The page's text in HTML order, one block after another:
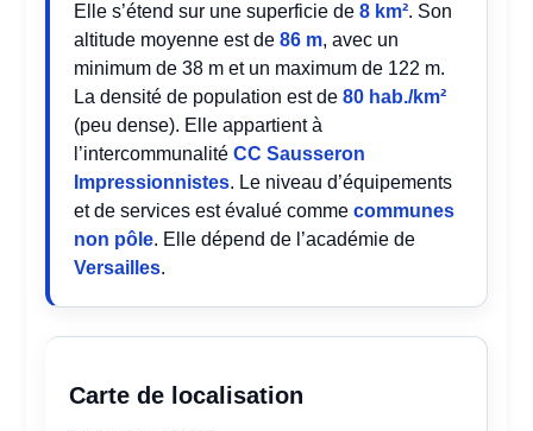
Elle s’étend sur une superficie de8 km². Son
altitude moyenne est de86 m, avec un
minimum de 38 m et un maximum de 122 m.
La densité de population est de80 hab./km²
(peu dense). Elle appartient à
l’intercommunalitéCC Sausseron
Impressionnistes. Le niveau d’équipements
et de services est évalué commecommunes
non pôle. Elle dépend de l’académie de
Versailles.
Carte de localisation